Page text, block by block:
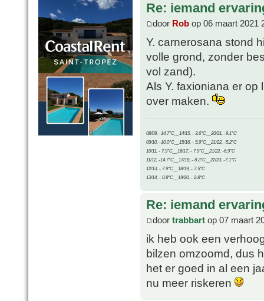
Re: iemand
door Rob op 06 maart 2021
Y. carnerosana stond
volle grond, zonder
vol zand).
Als Y. faxioniana er
over maken.
08/09, -14.7°C__14/15, - 3.6°C__20/21, -9.1°C
09/10, -10.0°C__15/16, - 5.9°C__21/22, -5.2°C
10/11, - 7.9°C__16/17, - 7.9°C__21/22, -6.9°C
11/12, -14.7°C__17/18, - 8.3°C__22/23, -7.1°C
12/13, - 7.9°C__18/19, - 7.5°C
13/14, - 0.8°C__19/20, - 2.8°C
Re: iemand
door trabbart op 07 maart
ik heb ook een
bilzen omzoomd, dus
het er goed in al een
nu meer riskeren